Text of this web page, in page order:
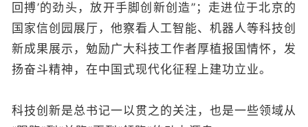
回搏’的劲头，放开手脚创新创造”；走进位于北京的
国家信创园展厅，他察看人工智能、机器人等科技创
新成果展示，勉励广大科技工作者厚植报国情怀，发
扬奋斗精神，在中国式现代化征程上建功立业。
科技创新是总书记一以贯之的关注，也是一些领域从